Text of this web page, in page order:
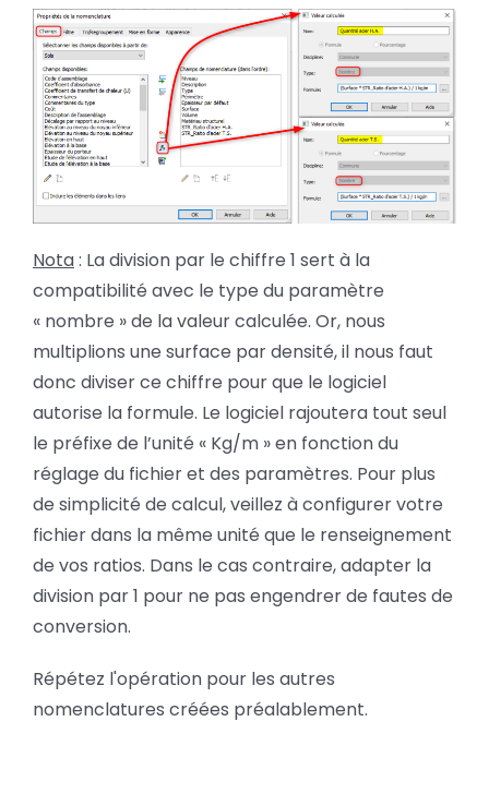
Nota: La division par le chiffre 1 sert à la
compatibilité avec le type du paramètre
« nombre » de la valeur calculée. Or, nous
multiplions une surface par densité, il nous faut
donc diviser ce chiffre pour que le logiciel
autorise la formule. Le logiciel rajoutera tout seul
le préfixe de l’unité « Kg/m » en fonction du
réglage du fichier et des paramètres. Pour plus
de simplicité de calcul, veillez à configurer votre
fichier dans la même unité que le renseignement
de vos ratios. Dans le cas contraire, adapter la
division par 1 pour ne pas engendrer de fautes de
conversion.
Répétez l'opération pour les autres
nomenclatures créées préalablement.